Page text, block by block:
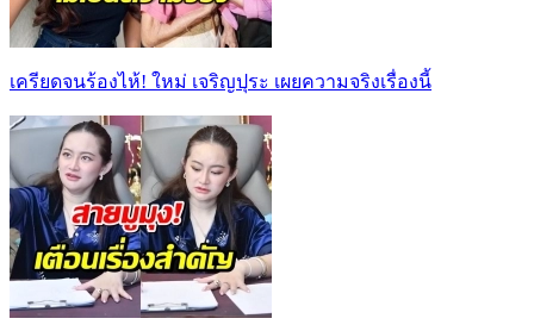
เครียดจนร้องไห้! ใหม่ เจริญปุระ เผยความจริงเรื่องนี้